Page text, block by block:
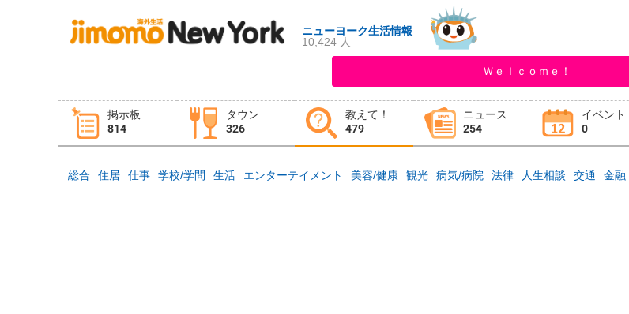
ニューヨーク生活情報
10,424 人
Ｗｅｌｃｏｍｅ！
掲示板
814
タウン
326
教えて！
479
ニュース
254
イベント
0
タウン情報 教えて！
イベント 求人
総合 住居 仕事 学校/学問 生活 エンターテイメント 美容/健康 観光 病気/病院 法律 人生相談 交通 金融